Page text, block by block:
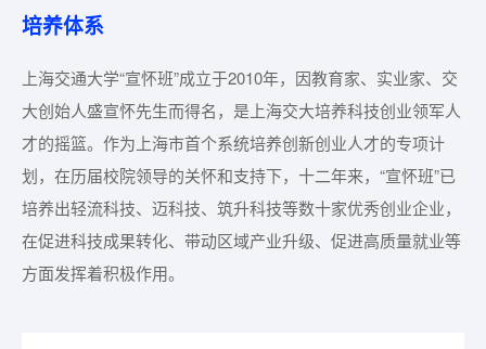
培养体系
上海交通大学“宣怀班”成立于2010年，因教育家、实业家、交
大创始人盛宣怀先生而得名，是上海交大培养科技创业领军人
才的摇篮。作为上海市首个系统培养创新创业人才的专项计
划，在历届校院领导的关怀和支持下，十二年来，“宣怀班”已
培养出轻流科技、迈科技、筑升科技等数十家优秀创业企业，
在促进科技成果转化、带动区域产业升级、促进高质量就业等
方面发挥着积极作用。